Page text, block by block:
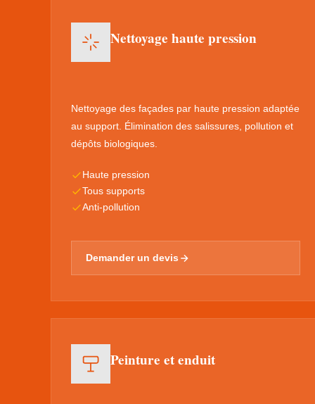
Nettoyage haute pression
Nettoyage des façades par haute pression adaptée
au support. Élimination des salissures, pollution et
dépôts biologiques.
Haute pression
Tous supports
Anti-pollution
Demander un devis
Peinture et enduit